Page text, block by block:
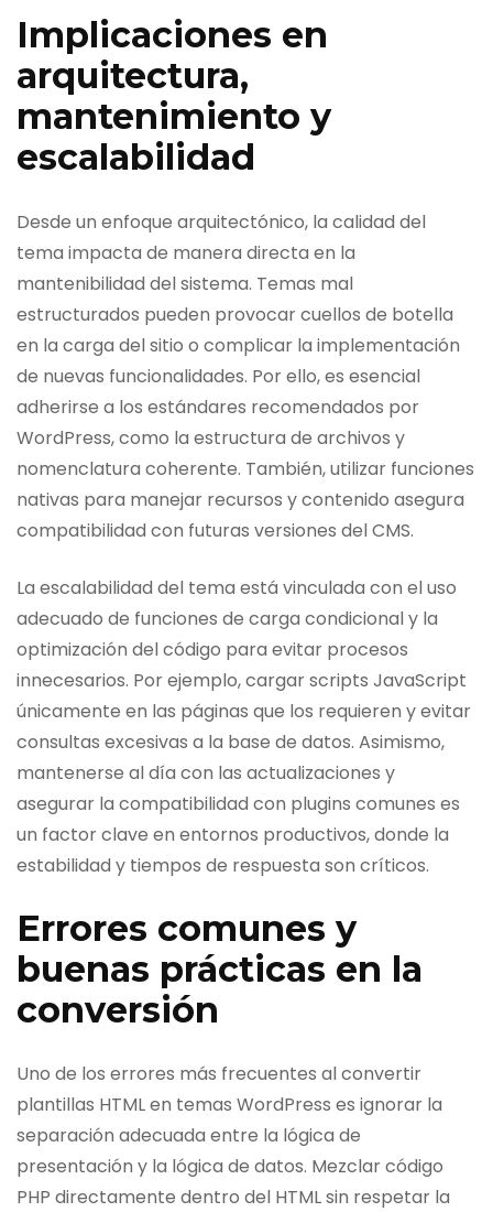
Implicaciones en
arquitectura,
mantenimiento y
escalabilidad
Desde un enfoque arquitectónico, la calidad del
tema impacta de manera directa en la
mantenibilidad del sistema. Temas mal
estructurados pueden provocar cuellos de botella
en la carga del sitio o complicar la implementación
de nuevas funcionalidades. Por ello, es esencial
adherirse a los estándares recomendados por
WordPress, como la estructura de archivos y
nomenclatura coherente. También, utilizar funciones
nativas para manejar recursos y contenido asegura
compatibilidad con futuras versiones del CMS.
La escalabilidad del tema está vinculada con el uso
adecuado de funciones de carga condicional y la
optimización del código para evitar procesos
innecesarios. Por ejemplo, cargar scripts JavaScript
únicamente en las páginas que los requieren y evitar
consultas excesivas a la base de datos. Asimismo,
mantenerse al día con las actualizaciones y
asegurar la compatibilidad con plugins comunes es
un factor clave en entornos productivos, donde la
estabilidad y tiempos de respuesta son críticos.
Errores comunes y
buenas prácticas en la
conversión
Uno de los errores más frecuentes al convertir
plantillas HTML en temas WordPress es ignorar la
separación adecuada entre la lógica de
presentación y la lógica de datos. Mezclar código
PHP directamente dentro del HTML sin respetar la